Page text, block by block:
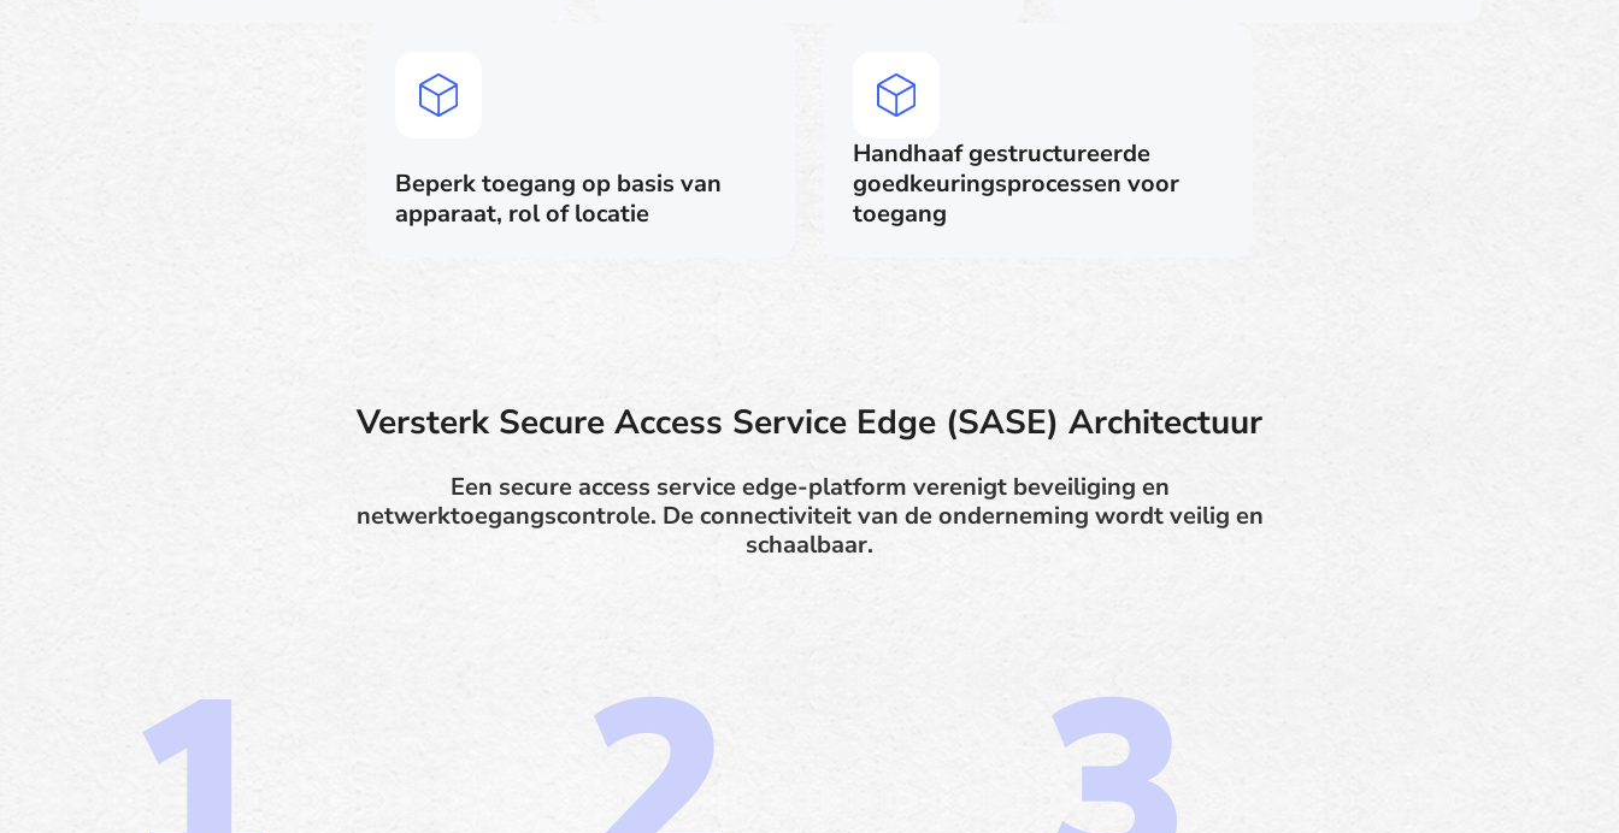
Beperk toegang op basis van
apparaat, rol of locatie
Handhaaf gestructureerde
goedkeuringsprocessen voor
toegang
Versterk Secure Access Service Edge (SASE) Architectuur
Een secure access service edge-platform verenigt beveiliging en
netwerktoegangscontrole. De connectiviteit van de onderneming wordt veilig en
schaalbaar.